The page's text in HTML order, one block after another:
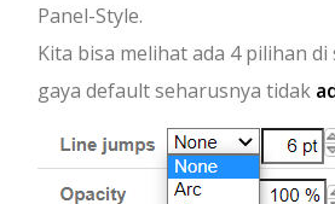
Panel-Style.
Kita bisa melihat ada 4 pilihan di
gaya default seharusnya tidak